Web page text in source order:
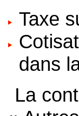
Taxe
dans
La